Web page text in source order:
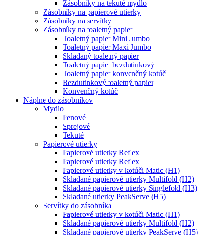
Zásobníky na tekuté mydlo
Zásobníky na papierové utierky
Zásobníky na servítky
Zásobníky na toaletný papier
Toaletný papier Mini Jumbo
Toaletný papier Maxi Jumbo
Skladaný toaletný papier
Toaletný papier bezdutinkový
Toaletný papier konvenčný kotúč
Bezdutinkový toaletný papier
Konvenčný kotúč
Náplne do zásobníkov
Mydlo
Penové
Sprejové
Tekuté
Papierové utierky
Papierové utierky Reflex
Papierové utierky Reflex
Papierové utierky v kotúči Matic (H1)
Skladané papierové utierky Multifold (H2)
Skladané papierové utierky Singlefold (H3)
Skladané utierky PeakServe (H5)
Servítky do zásobníka
Papierové utierky v kotúči Matic (H1)
Skladané papierové utierky Multifold (H2)
Skladané papierové utierky PeakServe (H5)